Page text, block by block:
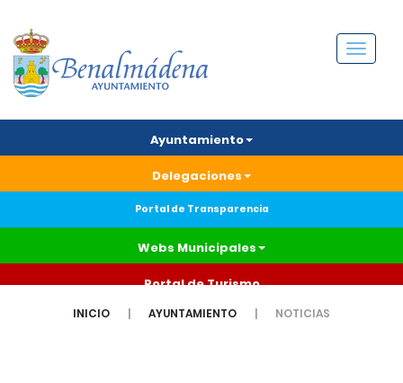
Menú
Ayuntamiento
Delegaciones
Portal de Transparencia
Webs Municipales
Portal de Turismo
INICIO AYUNTAMIENTO NOTICIAS